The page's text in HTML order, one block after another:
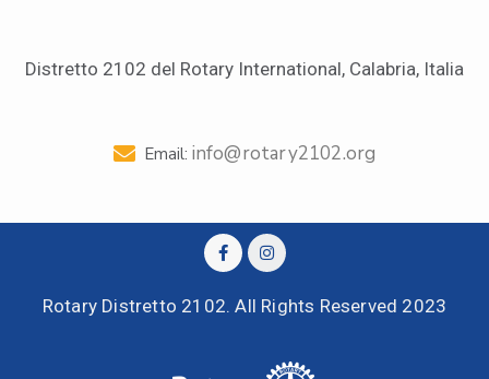
Distretto 2102 del Rotary International, Calabria, Italia
Email: info@rotary2102.org
Rotary Distretto 2102. All Rights Reserved 2023